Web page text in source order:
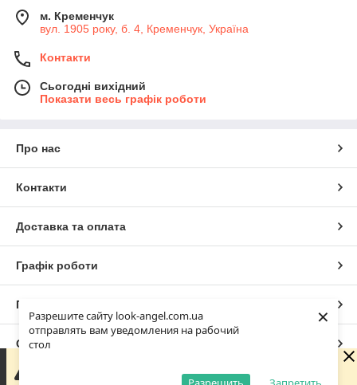
Разрешите сайту look-angel.com.ua
отправлять вам уведомления на рабочий
стол
×
м. Кременчук
вул. 1905 року, б. 4, Кременчук, Україна
Контакти
Сьогодні вихідний
Показати весь графік роботи
Про нас
Контакти
Доставка та оплата
Графік роботи
Повна версія сайту
Сайт створено на маркетплейсі
повідомлення будуть оброблені з 10:00 найближчого